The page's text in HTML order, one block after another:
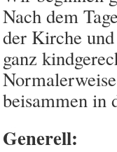
Nach dem
der Kirche
ganz
beisammen in
Generell: